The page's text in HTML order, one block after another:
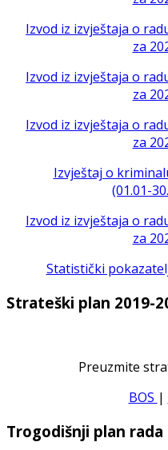
Izvod iz izvještaja o
za
Izvod iz izvještaja o
za
Izvod iz izvještaja o
za
Izvještaj o
(01.01-
Izvod iz izvještaja o
za
Statistički
Strateški plan 2019-
Preuzmite
BOS |
Trogodišnji plan rada